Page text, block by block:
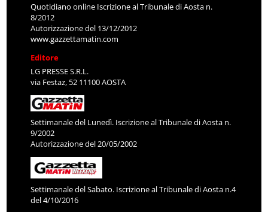
Quotidiano online Iscrizione al Tribunale di Aosta n.
8/2012
Autorizzazione del 13/12/2012
www.gazzettamatin.com
Editore
LG PRESSE S.R.L.
via Festaz, 52 11100 AOSTA
Settimanale del Lunedì. Iscrizione al Tribunale di Aosta n.
9/2002
Autorizzazione del 20/05/2002
Settimanale del Sabato. Iscrizione al Tribunale di Aosta n.4
del 4/10/2016